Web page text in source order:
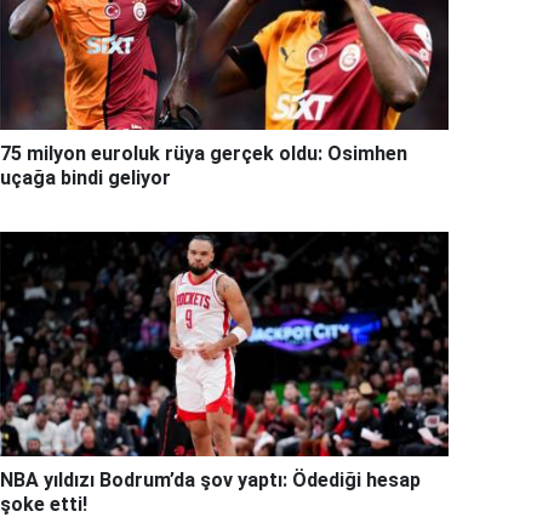
75 milyon euroluk rüya gerçek oldu: Osimhen
uçağa bindi geliyor
NBA yıldızı Bodrum’da şov yaptı: Ödediği hesap
şoke etti!